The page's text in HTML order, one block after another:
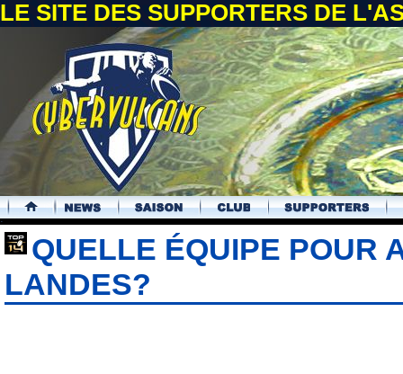
LE SITE DES SUPPORTERS DE
.
QUELLE ÉQUIPE POUR
LANDES?